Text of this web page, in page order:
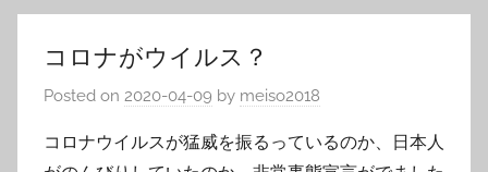
コロナがウイルス？
Posted on 2020-04-09 by meiso2018
コロナウイルスが猛威を振るっているのか、日本人